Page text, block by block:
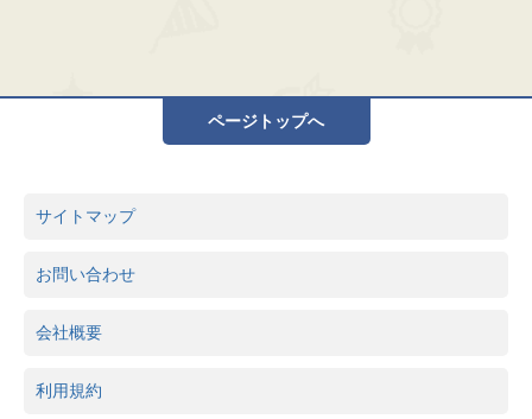
ページトップへ
サイトマップ
お問い合わせ
会社概要
利用規約